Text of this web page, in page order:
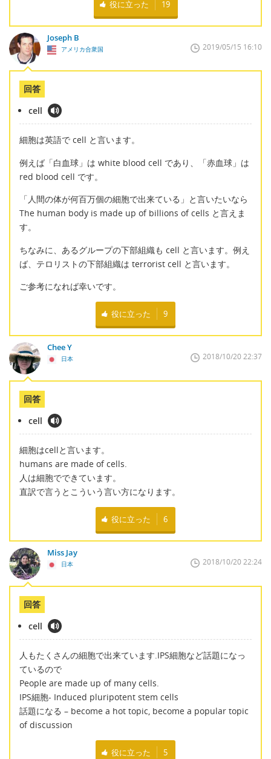
役に立った 19
Joseph B
アメリカ合衆国 2019/05/15 16:10
回答
cell
細胞は英語で cell と言います。
例えば「白血球」は white blood cell であり、「赤血球」は
red blood cell です。
「人間の体が何百万個の細胞で出来ている」と言いたいなら
The human body is made up of billions of cells と言えま
す。
ちなみに、あるグループの下部組織も cell と言います。例え
ば、テロリストの下部組織は terrorist cell と言います。
ご参考になれば幸いです。
役に立った 9
Chee Y
日本 2018/10/20 22:37
回答
cell
細胞はcellと言います。
humans are made of cells.
人は細胞でできています。
直訳で言うとこういう言い方になります。
役に立った 6
Miss Jay
日本 2018/10/20 22:24
回答
cell
人もたくさんの細胞で出来ています.IPS細胞など話題になっ
ているので
People are made up of many cells.
IPS細胞- Induced pluripotent stem cells
話題になる – become a hot topic, become a popular topic
of discussion
役に立った 5